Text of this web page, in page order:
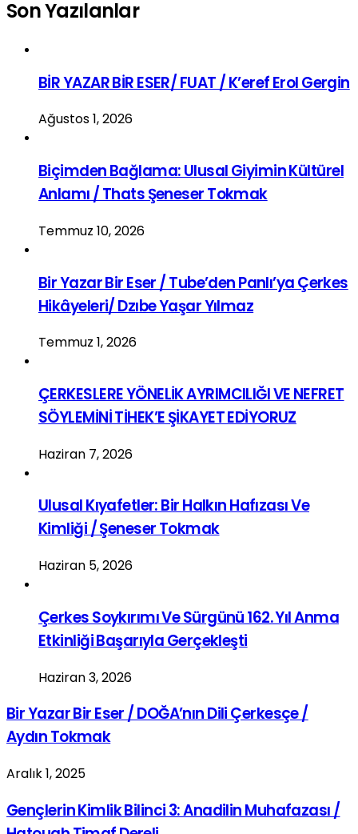
Son Yazılanlar
BİR YAZAR BİR ESER/ FUAT / K’eref Erol Gergin
Ağustos 1, 2026
Biçimden Bağlama: Ulusal Giyimin Kültürel
Anlamı / Thats Şeneser Tokmak
Temmuz 10, 2026
Bir Yazar Bir Eser / Tube’den Panlı’ya Çerkes
Hikâyeleri/ Dzıbe Yaşar Yılmaz
Temmuz 1, 2026
ÇERKESLERE YÖNELİK AYRIMCILIĞI VE NEFRET
SÖYLEMİNİ TİHEK’E ŞİKAYET EDİYORUZ
Haziran 7, 2026
Ulusal Kıyafetler: Bir Halkın Hafızası Ve
Kimliği / Şeneser Tokmak
Haziran 5, 2026
Çerkes Soykırımı Ve Sürgünü 162. Yıl Anma
Etkinliği Başarıyla Gerçekleşti
Haziran 3, 2026
Bir Yazar Bir Eser / DOĞA’nın Dili Çerkesçe /
Aydın Tokmak
Aralık 1, 2025
Gençlerin Kimlik Bilinci 3: Anadilin Muhafazası /